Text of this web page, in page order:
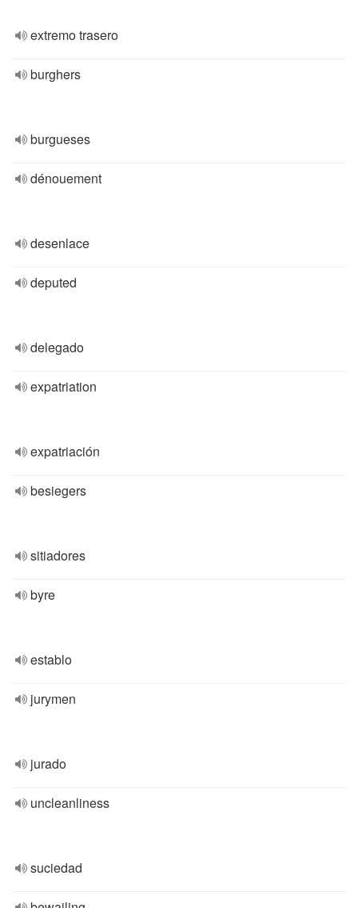
extremo trasero
burghers
burgueses
dénouement
desenlace
deputed
delegado
expatriation
expatriación
besiegers
sitiadores
byre
establo
jurymen
jurado
uncleanliness
suciedad